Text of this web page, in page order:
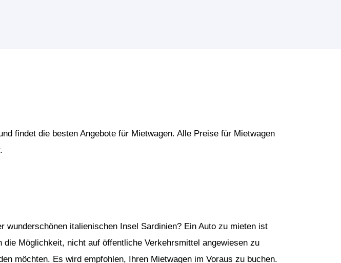
findet die besten Angebote für Mietwagen. Alle Preise für Mietwagen
wunderschönen italienischen Insel Sardinien? Ein Auto zu mieten ist
die Möglichkeit, nicht auf öffentliche Verkehrsmittel angewiesen zu
möchten. Es wird empfohlen, Ihren Mietwagen im Voraus zu buchen.